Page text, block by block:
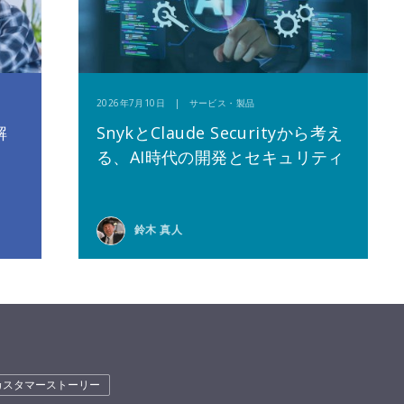
2026年7月10日 | サービス・製品
SnykとClaude Securityから考え
る、AI時代の開発とセキュリティ
鈴木 真人
スタマーストーリー